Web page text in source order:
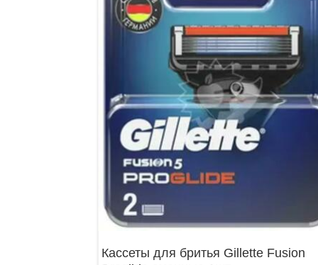
Кассеты для бритья Gillette Fusion